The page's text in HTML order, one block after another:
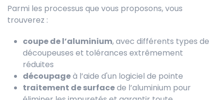
Parmi les processus que vous proposons, vous
trouverez :
coupe de l’aluminium, avec différents types de
découpeuses et tolérances extrêmement
réduites
découpageà l’aide d'un logiciel de pointe
traitement de surfacede l’aluminium pour